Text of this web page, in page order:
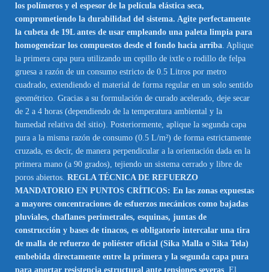
los polímeros y el espesor de la película elástica seca,
comprometiendo la durabilidad del sistema. Agite perfectamente
la cubeta de 19L antes de usar empleando una paleta limpia para
homogeneizar los compuestos desde el fondo hacia arriba. Aplique
la primera capa pura utilizando un cepillo de ixtle o rodillo de felpa
gruesa a razón de un consumo estricto de 0.5 Litros por metro
cuadrado, extendiendo el material de forma regular en un solo sentido
geométrico. Gracias a su formulación de curado acelerado, deje secar
de 2 a 4 horas (dependiendo de la temperatura ambiental y la
humedad relativa del sitio). Posteriormente, aplique la segunda capa
pura a la misma razón de consumo (0.5 L/m²) de forma estrictamente
cruzada, es decir, de manera perpendicular a la orientación dada en la
primera mano (a 90 grados), tejiendo un sistema cerrado y libre de
poros abiertos. REGLA TÉCNICA DE REFUERZO
MANDATORIO EN PUNTOS CRÍTICOS: En las zonas expuestas
a mayores concentraciones de esfuerzos mecánicos como bajadas
pluviales, chaflanes perimetrales, esquinas, juntas de
construcción y bases de tinacos, es obligatorio intercalar una tira
de malla de refuerzo de poliéster oficial (Sika Malla o Sika Tela)
embebida directamente entre la primera y la segunda capa pura
para aportar resistencia estructural ante tensiones severas . El